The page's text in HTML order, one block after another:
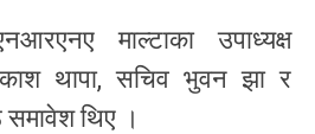
माल्टाका उपाध्यक्ष
थापा, सचिव भुवन झा र
समावेश थिए ।